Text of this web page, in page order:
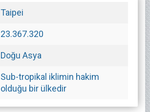
Taipei
23.367.320
Doğu Asya
Sub-tropikal iklimin hakim
olduğu bir ülkedir